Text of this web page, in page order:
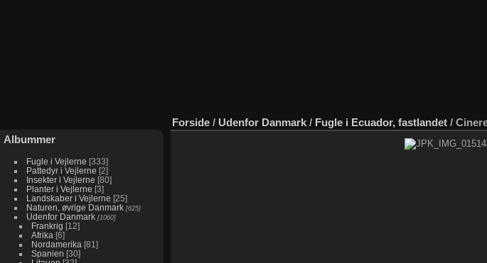
Albummer
Fugle i Vejlerne 333
Pattedyr i Vejlerne 2
Insekter i Vejlerne 80
Planter i Vejlerne 3
Landskaber i Vejlerne 25
Naturen, øvrige Danmark 625
Udenfor Danmark 1060
Frankrig 12
Afrika 6
Nordamerika 81
Spanien 30
Forside / Udenfor Danmark / Fugle i Ecuador, fastlandet /